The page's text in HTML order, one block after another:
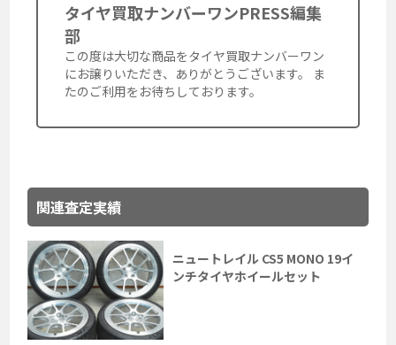
タイヤ買取ナンバーワンPRESS編集
部
この度は大切な商品をタイヤ買取ナンバーワン
にお譲りいただき、ありがとうございます。 ま
たのご利用をお待ちしております。
関連査定実績
ニュートレイル CS5 MONO 19イ
ンチタイヤホイールセット